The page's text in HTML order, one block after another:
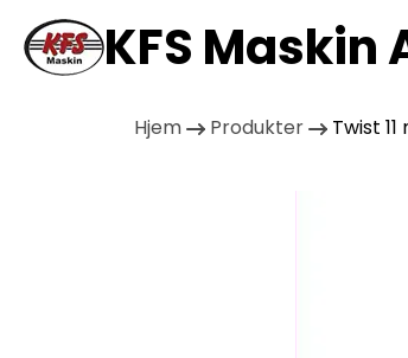
KFS Maskin
Hjem Produkter Twist